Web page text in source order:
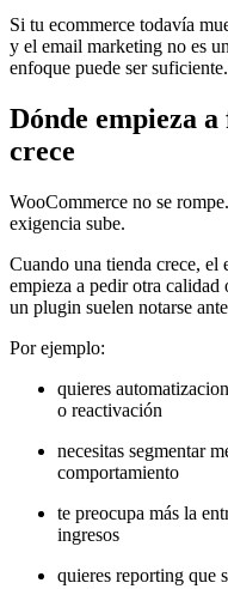
Si tu ecommerce todavía
y el email marketing no es
enfoque puede ser suficiente.
Dónde empieza
crece
WooCommerce no se
exigencia sube.
Cuando una tienda crece, el
empieza a pedir otra
un plugin suelen notarse
Por ejemplo:
quieres
o reactivación
necesitas segmentar
comportamiento
te preocupa más la
ingresos
quieres reporting que